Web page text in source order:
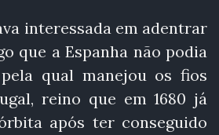
interessada em adentrar
que a Espanha não podia
qual manejou os fios
reino que em 1680 já
após ter conseguido